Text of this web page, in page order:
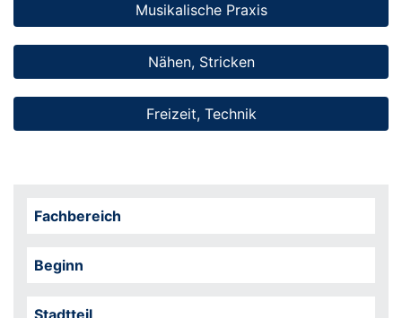
Musikalische Praxis
Nähen, Stricken
Freizeit, Technik
Fachbereich
Beginn